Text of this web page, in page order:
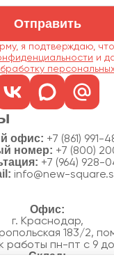
Отправить
я подтверждаю,
офис: +7 (861) 991-
номер: +7 (800)
+7 (964) 928-
info@new-
г. Краснодар,
183/2,
работы пн-пт с 9 до